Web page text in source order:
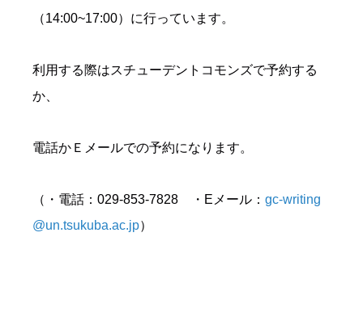
（14:00~17:00）に行っています。
利用する際はスチューデントコモンズで予約する
か、
電話かＥメールでの予約になります。
（・電話：029-853-7828 ・Eメール： gc-writing
@un.tsukuba.ac.jp）